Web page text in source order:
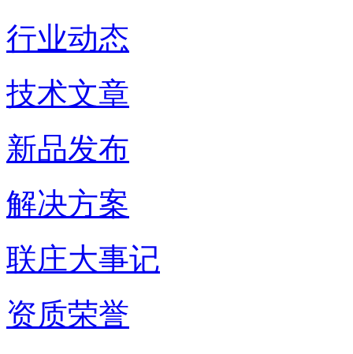
行业动态
技术文章
新品发布
解决方案
联庄大事记
资质荣誉